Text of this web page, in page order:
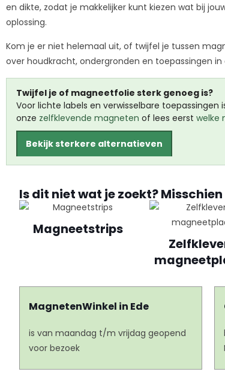
en dikte, zodat je makkelijker kunt kiezen wat bij
oplossing.
Kom je er niet helemaal uit, of twijfel je tussen
over houdkracht, ondergronden en toepassingen in
Twijfel je of magneetfolie sterk genoeg is?
Voor lichte labels en verwisselbare
onze zelfklevende magneten of lees eerst welke
Bekijk sterkere alternatieven
Is dit niet wat je zoekt?
Magneetstrips
MagnetenWinkel in Ede
is van maandag t/m vrijdag geopend
voor bezoek